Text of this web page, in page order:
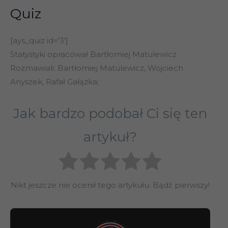
Anglia 1
Anglia 1
Kruszyński
Anglia 1
Grzegorz
Krychowiak
West Bromwich
Sunderland
Tomasz
West Bromwich
Albion, Manchester
Anglia 1
Olisadebe
Portsmouth
Tottenham Hotspur,
Quiz
[ays_quiz id=’3′]
Statystyki opracował Bartłomiej Matulewicz
Rozmawiali: Bartłomiej Matulewicz, Wojciech
Anyszek, Rafał Gałązka;
Jak bardzo podobał Ci się ten
artykuł?
Nikt jeszcze nie ocenił tego artykułu. Bądź pierwszy!